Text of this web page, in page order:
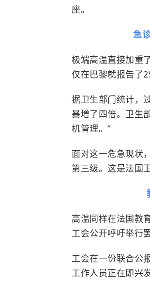
座。
急
极端高温直接加重
仅在巴黎就报告了
据卫生部门统计，
暴增了四倍。卫生
机管理。”
面对这一危急现状
第三级。这是法国
高温同样在法国教
工会公开呼吁举行
工会在一份联合公
工作人员正在即兴